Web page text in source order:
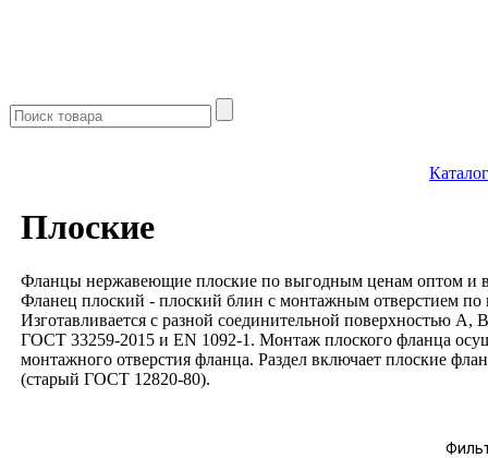
Каталог
Плоские
Фланцы нержавеющие плоские по выгодным ценам оптом и
Фланец плоский - плоский блин с монтажным отверстием
Изготавливается с разной соединительной поверхностью
ГОСТ 33259-2015 и EN 1092-1. Монтаж плоского фланца
монтажного отверстия фланца. Раздел включает плоские
(старый ГОСТ 12820-80).